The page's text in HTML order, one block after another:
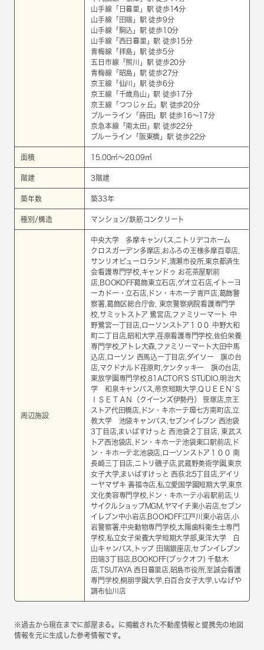
山手線 「 日暮里 」駅 徒歩14分
山手線 「 田端 」駅 徒歩9分
山手線 「 駒込 」駅 徒歩10分
山手線 「 西日暮里 」駅 徒歩15分
青梅線 「 拝島 」駅 徒歩5分
五日市線 「熊川
」駅 徒歩20分
青梅線 「 昭島 」駅 徒歩27分
京王線 「 仙川
」駅 徒歩6分
京王線 「 千歳烏山 」駅 徒歩17分
京王線 「 つつじヶ丘 」駅 徒歩20分
ブルーライン 「 蒔田 」駅 徒歩16～17分
京急本線 「 南太田 」駅 徒歩22分
ブルーライン 「 阪東橋 」駅 徒歩22分
面積 15.00㎡～20.09㎡
階建 3階建
築年数 築33年
種別/構造 マンション/鉄筋コンクリート
周辺施設
中央大学 多摩キャンパス,ニトリデコホーム
クロスガーデン多摩店,おふろの王様多摩百草店,
サンリオピューロランド,清瀬市役所,東京都済生
会看護専門学校,キャンドゥ お花茶屋駅前
店,BOOKOFF葛飾東立石店,ゲオ立石店,イトーヨ
ーカドー・立石店,ドン・キホーテ青戸店,葛飾警
察署,葛飾区総合庁舎, 東京警察病院看護専門学
校,サミットストア 鷺宮店,ファミリーマート 中
野鷺宮一丁目店,ローソンストア１００ 中野大和
町二丁目店,昭和大学,荏原看護専門学校,佐伯栄養
専門学校,アトレ大森,ファミリーマート大田中馬
込店,ローソン 西馬込一丁目店,ダイソー 旗の台
店,マクドナルド荏原町,ケンタッキー 旗の台店,
東放学園専門学校,81ACTOR’S STUDIO,明治大
学 和泉キャンパス,帝京短期大学,ＱＵＥＥＮ’Ｓ
ＩＳＥＴＡＮ（クイーンズ伊勢丹） 笹塚店,京王
ストア代田橋店,ドン・キホーテ環七方南町店,立
教大学 池袋キャンパス,セブンイレブン 西池袋
3丁目店,まいばすけっと 西池袋２丁目店, 東武ス
トア西池袋店,ドン・キホーテ池袋東口駅前店,ド
ン・キホーテ北池袋店,ローソンストア１００ 南
長崎三丁目店,ニトリ磯子店,武蔵野美術学園,東京
女子大学,まいばすけっと 西荻北5丁目店,デイリ
ーヤマザキ 善福寺店,私立愛国学園短期大学,東京
文化美容専門学校,ドン・キホーテ小岩駅前店,リ
サイクルショップMGM,ヤマイチ東小岩店,セブン
イレブン中小岩店,BOOKOFF江戸川東小岩店,小
岩警察署,中央動物専門学校,太陽歯科衛生士専門
学校,私立女子栄養大学短期大学部,東洋大学 白
山キャンパス,トップ 田端銀座店,セブンイレブン
田端3丁目店,BOOKOFF(ブックオフ) 千駄木
店,TSUTAYA 西日暮里店,昭島市役所,至誠会看護
専門学校,桐朋学園大学,白百合女子大学,いなげや
調布仙川店
※過去から現在までに部屋まる。に掲載された不動産情報と提携先の地図
情報を元に生成した参考情報です。